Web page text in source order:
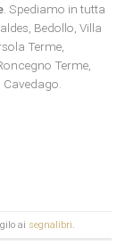
. Spediamo in tutta
Bedollo, Villa
Terme,
Terme,
ai segnalibri